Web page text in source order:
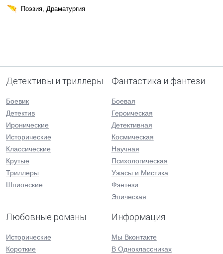
Поэзия, Драматургия
Детективы и триллеры
Боевик
Детектив
Иронические
Исторические
Классические
Крутые
Триллеры
Шпионские
Фантастика и фэнтези
Боевая
Героическая
Детективная
Космическая
Научная
Психологическая
Ужасы и Мистика
Фэнтези
Эпическая
Любовные романы
Исторические
Короткие
Информация
Мы Вконтакте
В Одноклассниках